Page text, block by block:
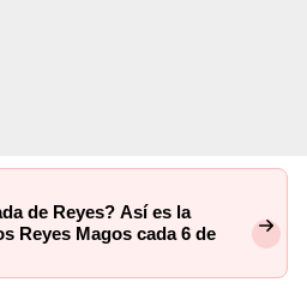
de Reyes? Así es la
Reyes Magos cada 6 de